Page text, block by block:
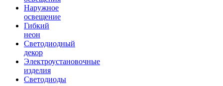
Наружное
освещение
Гибкий
неон
Светодиодный
декор
Электроустановочные
изделия
Светодиоды